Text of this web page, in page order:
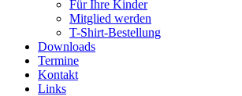
Für Ihre Kinder
Mitglied werden
T-Shirt-Bestellung
Downloads
Termine
Kontakt
Links